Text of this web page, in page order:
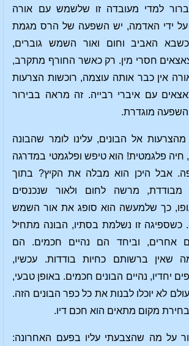
למדי מעובדה זו שלשמש עם אורה
על ידי האדמה, יש השפעה של הרס מגמת
האביב וחום ואור השמש גוברים,
חסרי מין. רק כאשר החורף מתקרב,
אין כבר אותה עוצמה, רוכשות הצרעות
עם איברי רבייה. זה מראה בבירור
השפעה מוגדרת.
אל הבונים, עלינו לומר שהבונה
חיה פלגמטית! הוא טיפש ופלגמטי במדרגה
אבל היכן הוא מבלה את הקיץ? בתוך
מרשה לחום ולאור שנכנסים
כך שלמעשה הוא סופג את אור השמש
כשספיגה זו נשלמת בסתיו, הבונה מתחיל
אחרים, וביחד הם נהיים חכמים. הם
שאין ברשותם כחיות בודדות. עכשיו,
יחדיו, נהיים הבונים חכמים. באופן טבעי,
לא יוכלו לבנות את כל כפר הבונים הזה.
מקום מתאים הוא חכם דיו.
על מה שהצבעתי עליו בפעם האחרונה: